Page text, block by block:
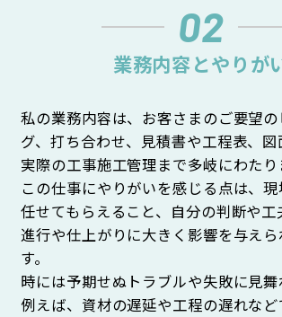
02
業務内容とやりが
私の業務内容は、お客さまのご要望
グ、打ち合わせ、見積書や工程表、図
実際の工事施工管理まで多岐にわたり
この仕事にやりがいを感じる点は、
任せてもらえること、自分の判断や
進行や仕上がりに大きく影響を与え
す。
時には予期せぬトラブルや失敗に見舞
例えば、資材の遅延や工程の遅れなど